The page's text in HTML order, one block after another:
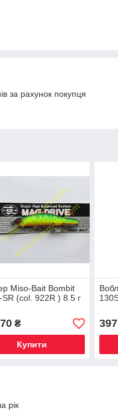
за рахунок покупця
Miso-Bait Bombit
SR (col. 922R ) 8.5 г
₴
Купити
рік